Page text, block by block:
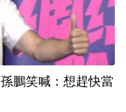
鵬笑喊：想趕快當